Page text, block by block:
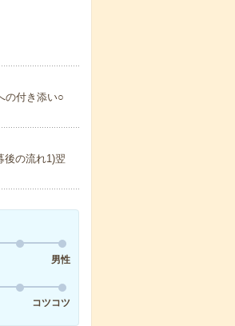
の付き添い○
の流れ1)翌
男性
コツコツ